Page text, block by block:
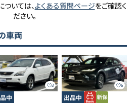
いては、よくある質問ページをご確認く
ださい。
車両
3
中
6
出品中